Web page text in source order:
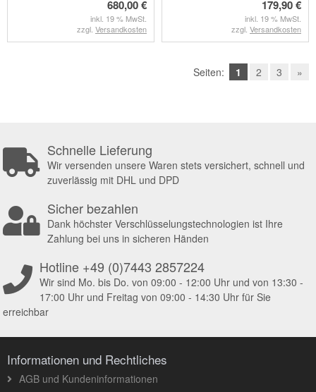
680,00 €
inkl. 19 % MwSt.
zzgl. Versandkosten
179,90 €
inkl. 19 % MwSt.
zzgl. Versandkosten
Seiten: 1 2 3 »
Schnelle Lieferung
Wir versenden unsere Waren stets versichert, schnell und
zuverlässig mit DHL und DPD
Sicher bezahlen
Dank höchster Verschlüsselungstechnologien ist Ihre
Zahlung bei uns in sicheren Händen
Hotline +49 (0)7443 2857224
Wir sind Mo. bis Do. von 09:00 - 12:00 Uhr und von 13:30 -
17:00 Uhr und Freitag von 09:00 - 14:30 Uhr für Sie
erreichbar
Informationen und Rechtliches
AGB und Kundeninformationen